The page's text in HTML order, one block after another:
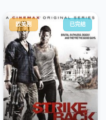
欧美剧 已完结